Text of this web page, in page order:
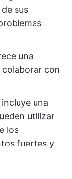
sus
una
colaborar con
incluye una
utilizar
los
fuertes y